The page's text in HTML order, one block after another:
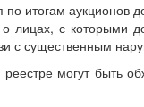
итогам
лицах, с которыми
с существенным
могут быть